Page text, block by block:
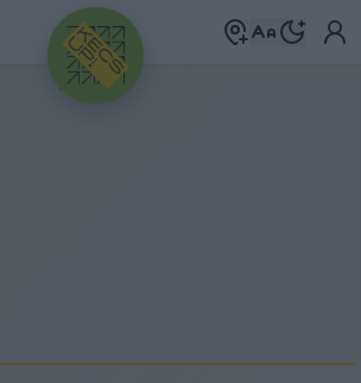
HIRDETÉS